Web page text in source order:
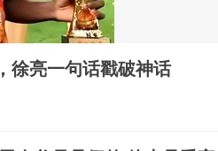
徐亮一句话戳破神话